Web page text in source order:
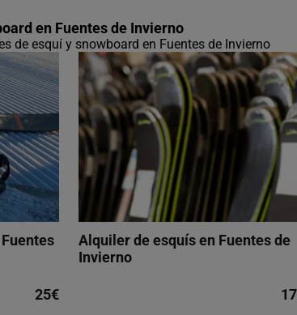
en Fuentes de Invierno
de esquí y snowboard en Fuentes de Invierno
25€
Alquiler de esquís en Fuentes de
Invierno